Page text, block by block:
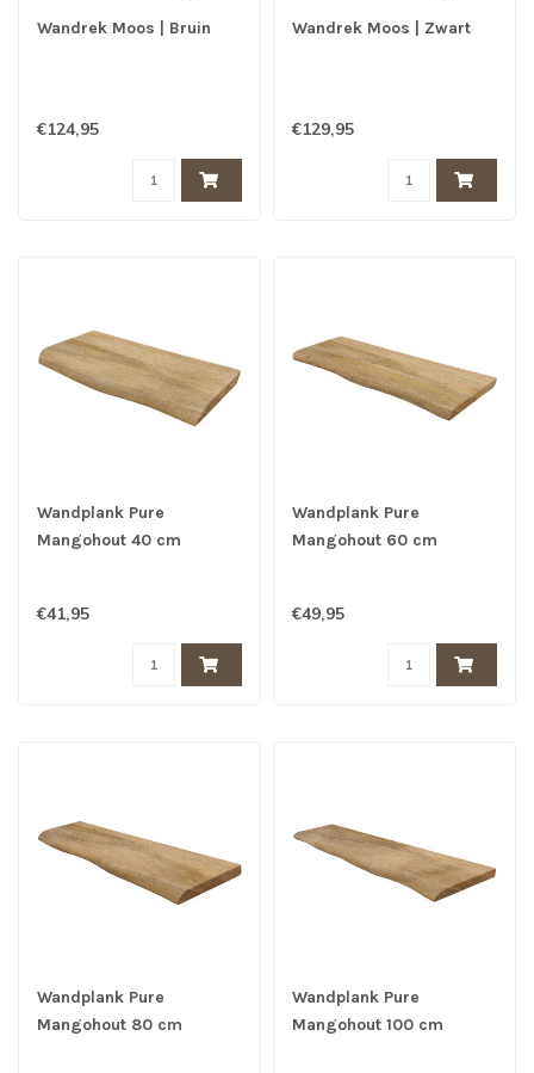
Wandrek Moos | Bruin
€124,95
Wandrek Moos | Zwart
€129,95
Wandplank Pure
Mangohout 40 cm
€41,95
Wandplank Pure
Mangohout 60 cm
€49,95
Wandplank Pure
Mangohout 80 cm
Wandplank Pure
Mangohout 100 cm